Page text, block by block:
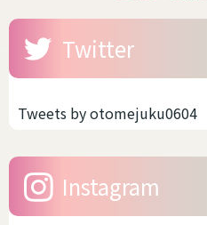
Twitter
Tweets by otomejuku0604
Instagram